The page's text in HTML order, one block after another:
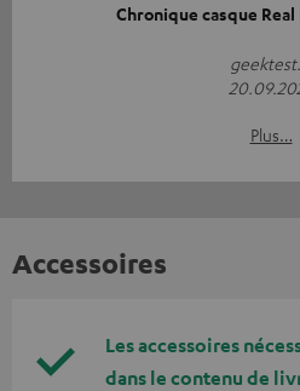
Chronique casque Real
Plus…
Accessoires
Les accessoires
dans le contenu de